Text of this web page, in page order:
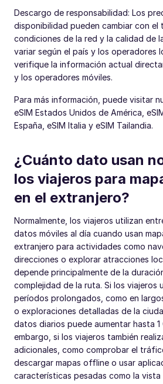
Descargo de responsabilidad: Los
disponibilidad pueden cambiar con el
condiciones de la red y la calidad de
variar según el país y los operadores
verifique la información actual
y los operadores móviles.
Para más información, puede visitar
eSIM Estados Unidos de América,
España, eSIM Italia y eSIM Tailandia.
¿Cuánto dato usan
los viajeros para
en el extranjero?
Normalmente, los viajeros utilizan
datos móviles al día cuando usan
extranjero para actividades como
direcciones o explorar atracciones
depende principalmente de la
complejidad de la ruta. Si los viajeros
períodos prolongados, como en
o exploraciones detalladas de la
datos diarios puede aumentar hasta 1
embargo, si los viajeros también
adicionales, como comprobar el
descargar mapas offline o usar
características pesadas como la vista